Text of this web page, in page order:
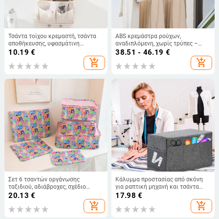
Τσάντα τοίχου κρεμαστή, τσάντα
αποθήκευσης, υφασμάτινη
κρεμαστή τσέπη για κοιτώνα,
κρεμαστή τσέπη για κομοδίνο,
κρεβατοκάμαρα, φοιτητική τσέπη
10.19 €
add_shopping_cart
ABS κρεμάστρα ρούχων,
αναδιπλόμενη, χωρίς τρύπες –
ιδανική για κοιτώνες και ταξίδια,
φορητή για παράθυρο, κατάλληλη
για ρούχα, παντελόνια και
38.51 - 46.19 €
add_shopping_cart
Σετ 6 τσαντών οργάνωσης
ταξιδιού, αδιάβροχες, σχέδιο
Kuromi αρκούδας, υλικό PP
20.13 €
add_shopping_cart
Κάλυμμα προστασίας από σκόνη
για ραπτική μηχανή και τσάντα
αποθήκευσης εργαλείων για
17.98 €
add_shopping_cart